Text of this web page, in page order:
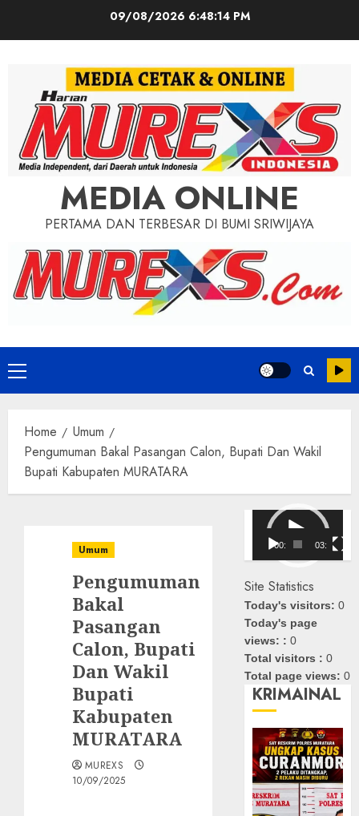
09/08/2026 6:48:16 PM
MEDIA ONLINE
PERTAMA DAN TERBESAR DI BUMI SRIWIJAYA
Primary
Menu
Home
Umum
Pengumuman Bakal Pasangan Calon, Bupati Dan Wakil
Bupati Kabupaten MURATARA
Umum
Pengumuman
Bakal
Pasangan
Calon, Bupati
Dan Wakil
Bupati
Kabupaten
MURATARA
MUREXS
10/09/2025
Pemutar
Video
00:00 03:08
Site Statistics
Today's visitors:0
Today's page
views: :0
Total visitors :0
Total page views:0
KRIMAINAL